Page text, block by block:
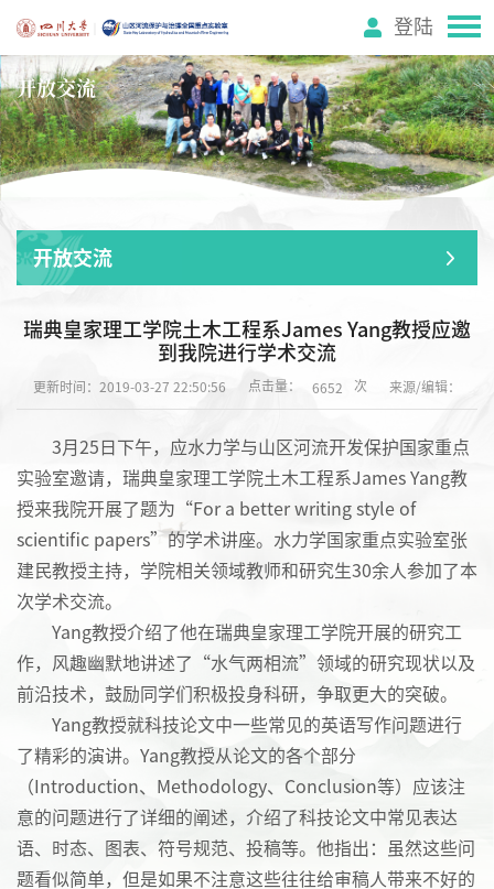
登陆
开放交流
开放交流
瑞典皇家理工学院土木工程系James Yang教授应邀
到我院进行学术交流
更新时间：2019-03-27 22:50:56 点击量： 6652 次 来源/编辑：
3月25日下午，应水力学与山区河流开发保护国家重点
实验室邀请，瑞典皇家理工学院土木工程系James Yang教
授来我院开展了题为“For a better writing style of
scientific papers”的学术讲座。水力学国家重点实验室张
建民教授主持，学院相关领域教师和研究生30余人参加了本
次学术交流。
Yang教授介绍了他在瑞典皇家理工学院开展的研究工
作，风趣幽默地讲述了“水气两相流”领域的研究现状以及
前沿技术，鼓励同学们积极投身科研，争取更大的突破。
Yang教授就科技论文中一些常见的英语写作问题进行
了精彩的演讲。Yang教授从论文的各个部分
（Introduction、Methodology、Conclusion等）应该注
意的问题进行了详细的阐述，介绍了科技论文中常见表达
语、时态、图表、符号规范、投稿等。他指出：虽然这些问
题看似简单，但是如果不注意这些往往给审稿人带来不好的